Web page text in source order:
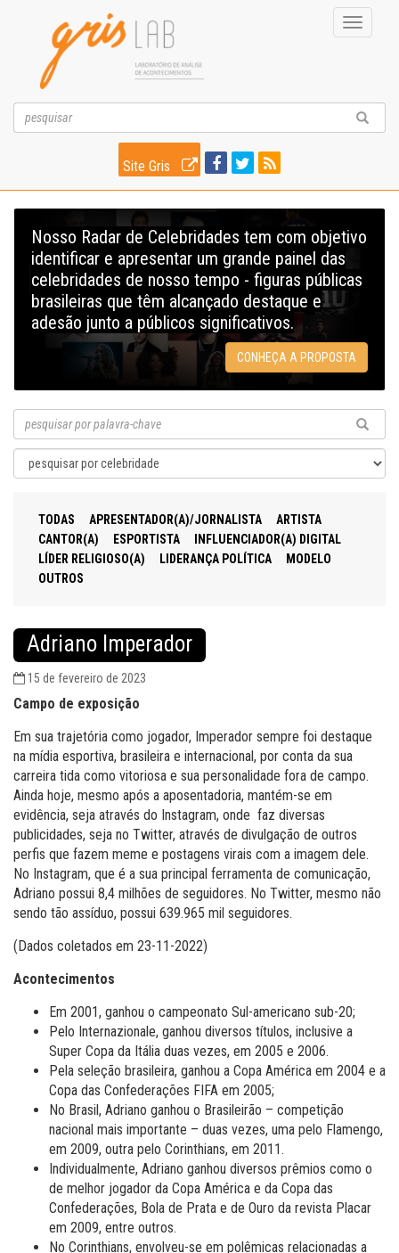
Toggle
Site Gris
Nosso Radar de Celebridades tem com objetivo
identificar e apresentar um grande painel das
celebridades de nosso tempo - figuras públicas
brasileiras que têm alcançado destaque e
adesão junto a públicos significativos.
CONHEÇA A PROPOSTA
TODAS APRESENTADOR(A)/JORNALISTA
ARTISTA
CANTOR(A)
ESPORTISTA
INFLUENCIADOR(A) DIGITAL
LÍDER RELIGIOSO(A)
LIDERANÇA POLÍTICA
MODELO
OUTROS
Adriano Imperador
15 de fevereiro de 2023
Campo de exposição
Em sua trajetória como jogador, Imperador sempre foi destaque
na mídia esportiva, brasileira e internacional, por conta da sua
carreira tida como vitoriosa e sua personalidade fora de campo.
Ainda hoje, mesmo após a aposentadoria, mantém-se em
evidência, seja através do Instagram, onde faz diversas
publicidades, seja no Twitter, através de divulgação de outros
perfis que fazem meme e postagens virais com a imagem dele.
No Instagram, que é a sua principal ferramenta de comunicação,
Adriano possui 8,4 milhões de seguidores. No Twitter, mesmo não
sendo tão assíduo, possui 639.965 mil seguidores.
(Dados coletados em 23-11-2022)
Acontecimentos
Em 2001, ganhou o campeonato Sul-americano sub-20;
Pelo Internazionale, ganhou diversos títulos, inclusive a
Super Copa da Itália duas vezes, em 2005 e 2006.
Pela seleção brasileira, ganhou a Copa América em 2004 e a
Copa das Confederações FIFA em 2005;
No Brasil, Adriano ganhou o Brasileirão – competição
nacional mais importante – duas vezes, uma pelo Flamengo,
em 2009, outra pelo Corinthians, em 2011.
Individualmente, Adriano ganhou diversos prêmios como o
de melhor jogador da Copa América e da Copa das
Confederações, Bola de Prata e de Ouro da revista Placar
em 2009, entre outros.
No Corinthians, envolveu-se em polêmicas relacionadas a